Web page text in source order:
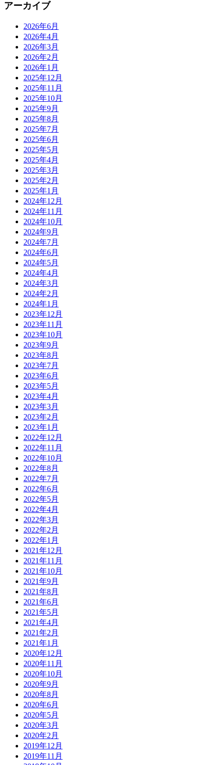
アーカイブ
2026年6月
2026年4月
2026年3月
2026年2月
2026年1月
2025年12月
2025年11月
2025年10月
2025年9月
2025年8月
2025年7月
2025年6月
2025年5月
2025年4月
2025年3月
2025年2月
2025年1月
2024年12月
2024年11月
2024年10月
2024年9月
2024年7月
2024年6月
2024年5月
2024年4月
2024年3月
2024年2月
2024年1月
2023年12月
2023年11月
2023年10月
2023年9月
2023年8月
2023年7月
2023年6月
2023年5月
2023年4月
2023年3月
2023年2月
2023年1月
2022年12月
2022年11月
2022年10月
2022年8月
2022年7月
2022年6月
2022年5月
2022年4月
2022年3月
2022年2月
2022年1月
2021年12月
2021年11月
2021年10月
2021年9月
2021年8月
2021年6月
2021年5月
2021年4月
2021年2月
2021年1月
2020年12月
2020年11月
2020年10月
2020年9月
2020年8月
2020年6月
2020年5月
2020年3月
2020年2月
2019年12月
2019年11月